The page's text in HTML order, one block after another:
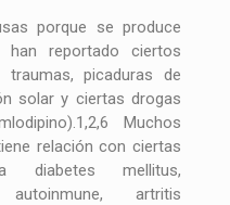
porque se produce
reportado ciertos
picaduras de
solar y ciertas drogas
Muchos
relación con ciertas
diabetes mellitus,
artritis